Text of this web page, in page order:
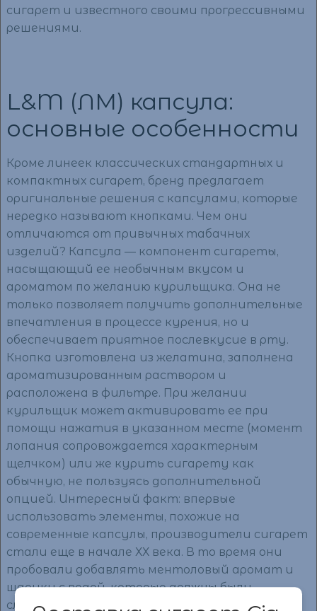
сигарет и известного своими прогрессивными
решениями.
L&M (ЛМ) капсула:
основные особенности
Кроме линеек классических стандартных и
компактных сигарет, бренд предлагает
оригинальные решения с капсулами, которые
нередко называют кнопками. Чем они
отличаются от привычных табачных
изделий? Капсула — компонент сигареты,
насыщающий ее необычным вкусом и
ароматом по желанию курильщика. Она не
только позволяет получить дополнительные
впечатления в процессе курения, но и
обеспечивает приятное послевкусие в рту.
Кнопка изготовлена из желатина, заполнена
ароматизированным раствором и
расположена в фильтре. При желании
курильщик может активировать ее при
помощи нажатия в указанном месте (момент
лопания сопровождается характерным
щелчком) или же курить сигарету как
обычную, не пользуясь дополнительной
опцией. Интересный факт: впервые
использовать элементы, похожие на
современные капсулы, производители сигарет
стали еще в начале ХХ века. В то время они
пробовали добавлять ментоловый аромат и
шарики с водой, которые должны были
служить для очистки дыма. Модели с